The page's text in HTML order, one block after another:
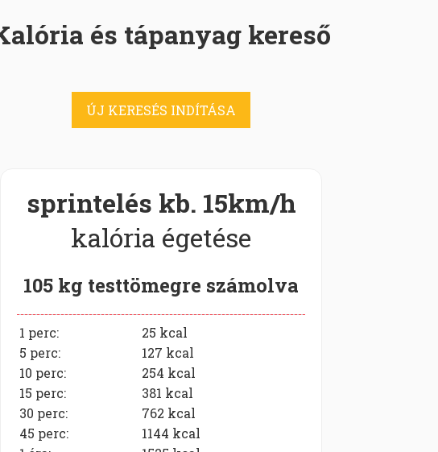
és tápanyag kereső
ÚJ KERESÉS INDÍTÁSA
sprintelés kb. 15km/h
kalória égetése
105 kg testtömegre számolva
1 perc: 25 kcal
5 perc:
127 kcal
10 perc:
254 kcal
15 perc:
381 kcal
30 perc:
762 kcal
45 perc:
1144 kcal